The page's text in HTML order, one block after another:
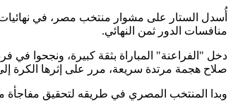
منافسات الدور ثمن النهائي.
صلاح هجمة مرتدة سريعة، مرر على إثرها الكرة
وبدا المنتخب المصري في طريقه لتحقيق مفاجأة